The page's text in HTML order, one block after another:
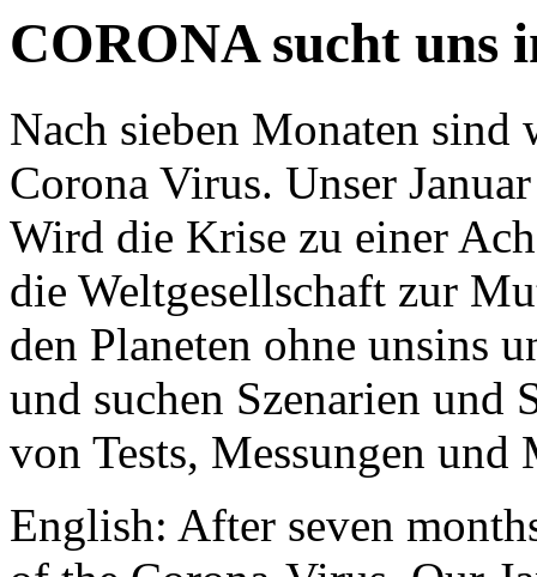
CORONA sucht uns
Nach sieben Monaten
Corona Virus. Unser
Wird die Krise zu einer
die Weltgesellschaft zur
den Planeten ohne unsins
und suchen Szenarien und
von Tests, Messungen und
English: After seven